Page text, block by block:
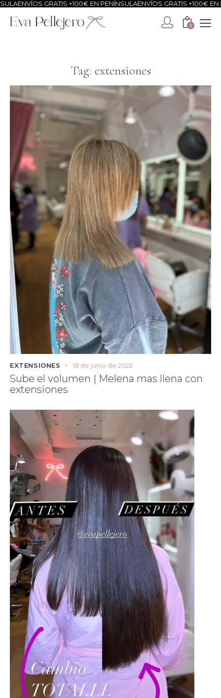
GRATIS +100€ EN PENÍNSULAENVÍOS GRATIS +100€ EN
0
Tag: extensiones
EXTENSIONES 18 de junio de 2022
Sube el volumen | Melena mas llena con
extensiones